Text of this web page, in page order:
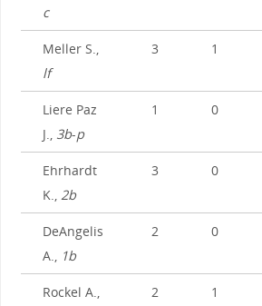
c
Meller S.,
lf
3 1
Liere Paz
J., 3b-p
1 0
Ehrhardt
K., 2b
3 0
DeAngelis
A.,
1b
2 0
Rockel A.,
2 1